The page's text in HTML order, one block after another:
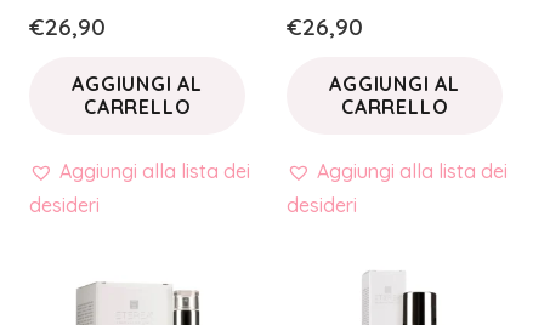
€26,90
AGGIUNGI AL
CARRELLO
Aggiungi alla lista dei
desideri
€26,90
AGGIUNGI AL
CARRELLO
Aggiungi alla lista dei
desideri